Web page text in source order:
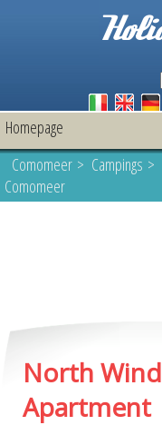
Homepage
Comomeer > Campings >
Comomeer
North
Apartment